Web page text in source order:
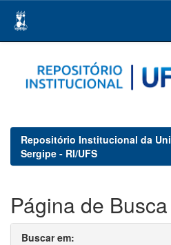
navigation
Repositório Institucional da
Sergipe - RI/UFS
Página de Busca
Buscar em: